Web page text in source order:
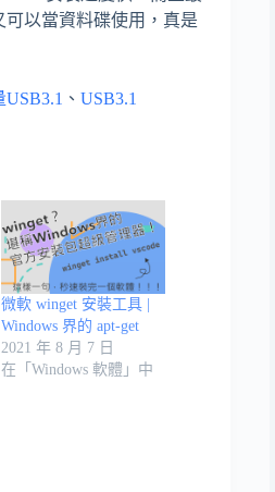
以當資料碟使用，真是
USB3.1 、 USB3.1
微軟 winget 安裝工具 |
Windows 界的 apt-get
2021 年 8 月 7 日
在「Windows 軟體」中